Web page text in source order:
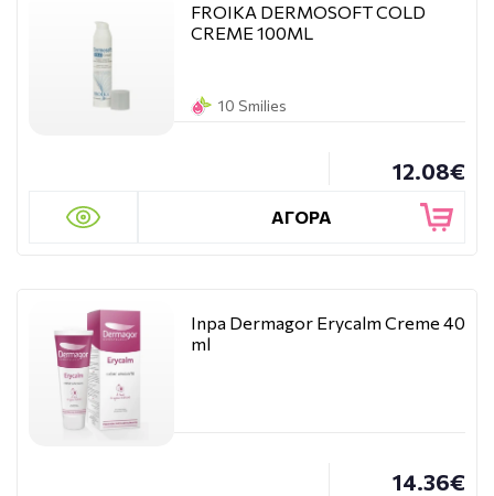
FROIKA DERMOSOFT COLD
CREME 100ML
10 Smilies
12.08€
ΑΓΟΡΑ
Inpa Dermagor Erycalm Creme 40
ml
14.36€